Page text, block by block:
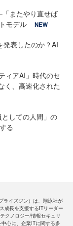
またやり直せば
モデル
NEW
発表したのか？AI
ィアAI」時代のセ
く、高速化された
しての人間」の
る
ライズジン）は、翔泳社が
成長を支援するITリーダー
クノロジー/情報セキュリ
心に、企業ITに関する多